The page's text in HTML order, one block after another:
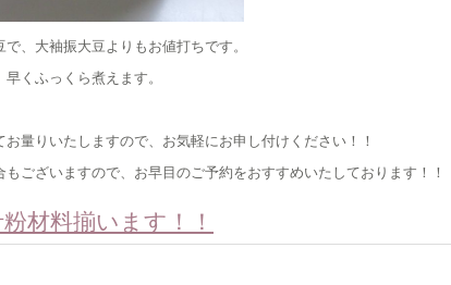
、大袖振大豆よりもお値打ちです。
くふっくら煮えます。
量りいたしますので、お気軽にお申し付けください！！
ございますので、お早目のご予約をおすすめいたしております！！
材料揃います！！